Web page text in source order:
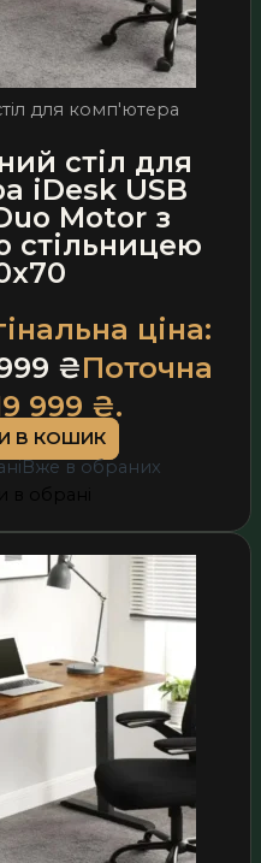
для комп'ютера
стіл для
iDesk USB
Motor з
стільницею
ціна:
₴Поточна
999 ₴.
В КОШИК
Вже в обраних